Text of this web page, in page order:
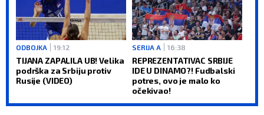
ODBOJKA 19:12
TIJANA ZAPALILA UB! Velika
podrška za Srbiju protiv
Rusije (VIDEO)
SERIJA A 16:38
REPREZENTATIVAC SRBIJE
IDE U DINAMO?! Fudbalski
potres, ovo je malo ko
očekivao!